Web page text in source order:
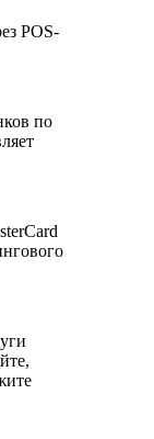
POS-
по